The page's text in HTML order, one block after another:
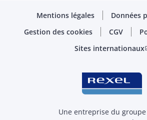
Mentions légales
Données
Gestion des cookies
CGV
Sites internationaux
Une entreprise du groupe